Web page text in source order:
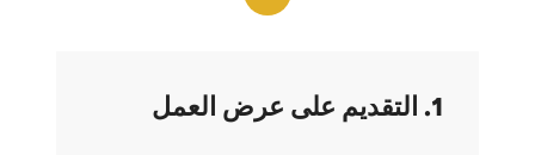
1. التقديم على عرض العمل